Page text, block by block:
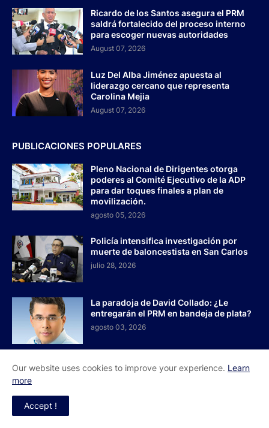
Ricardo de los Santos asegura el PRM
saldrá fortalecido del proceso interno
para escoger nuevas autoridades
August 07, 2026
Luz Del Alba Jiménez apuesta al
liderazgo cercano que representa
Carolina Mejia
August 07, 2026
PUBLICACIONES POPULARES
Pleno Nacional de Dirigentes otorga
poderes al Comité Ejecutivo de la ADP
para dar toques finales a plan de
movilización.
agosto 05, 2026
Policía intensifica investigación por
muerte de baloncestista en San Carlos
julio 28, 2026
La paradoja de David Collado: ¿Le
entregarán el PRM en bandeja de plata?
agosto 03, 2026
Our website uses cookies to improve your experience. Learn
more
Accept !